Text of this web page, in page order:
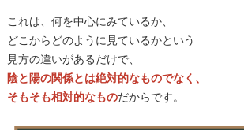
これは、何を中心にみているか、
どこからどのように見ているかという
見方の違いがあるだけで、
陰と陽の関係とは絶対的なものでなく、
そもそも相対的なものだからです。